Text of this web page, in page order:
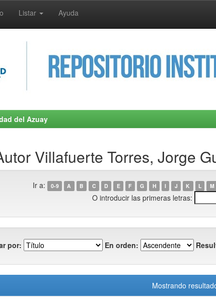
Listar Ayuda
del Azuay
Villafuerte Torres, Jorge
Ir a: 0-9 A B C D E F G H I J K L M
O introducir las primeras letras:
por: En orden:
Mostrando